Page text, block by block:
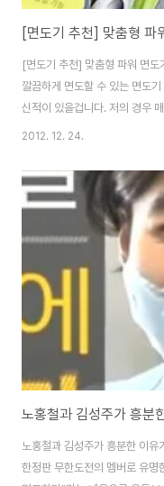
[면도기 추천] 맞춤형 파
[면도기 추천] 맞춤형 파워 면도
깔끔하게 면도할 수 있는 면도
신적이 있을겁니다. 저의 경우
면도기를 사용하면 상처가 많이
쉽지 않고, 피를 보는 일이 많았
에 맞게 최상의 맞춤형 면도가
드로5 파워셀렉트 세계최초 맞
이 나는 분도 계실테고, 수염이
조금은 강하고 거칠게 ..
2012. 12. 24.
노홍철과 김성주가 흥분한 이
한정판 무한도전의 멤버로 유명